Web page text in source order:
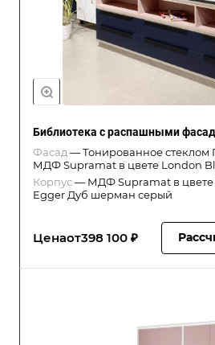
Библиотека с распашными
Фасад —Тонированное стеклом
МДФ Supramat в цвете London
Корпус— МДФ Supramat в
Egger Дуб шерман серый
Ценаот398 100 ₽